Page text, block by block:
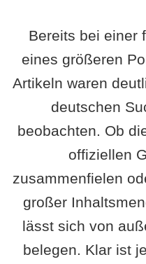
Bereits bei einer
eines größeren
Artikeln waren
deutschen
beobachten. Ob
offiziellen
zusammenfielen
großer
lässt sich von
belegen. Klar ist